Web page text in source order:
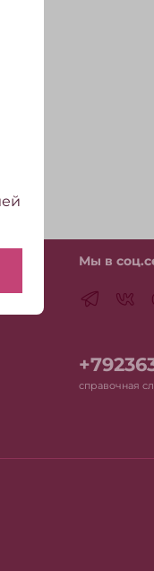
Мы в
справочная